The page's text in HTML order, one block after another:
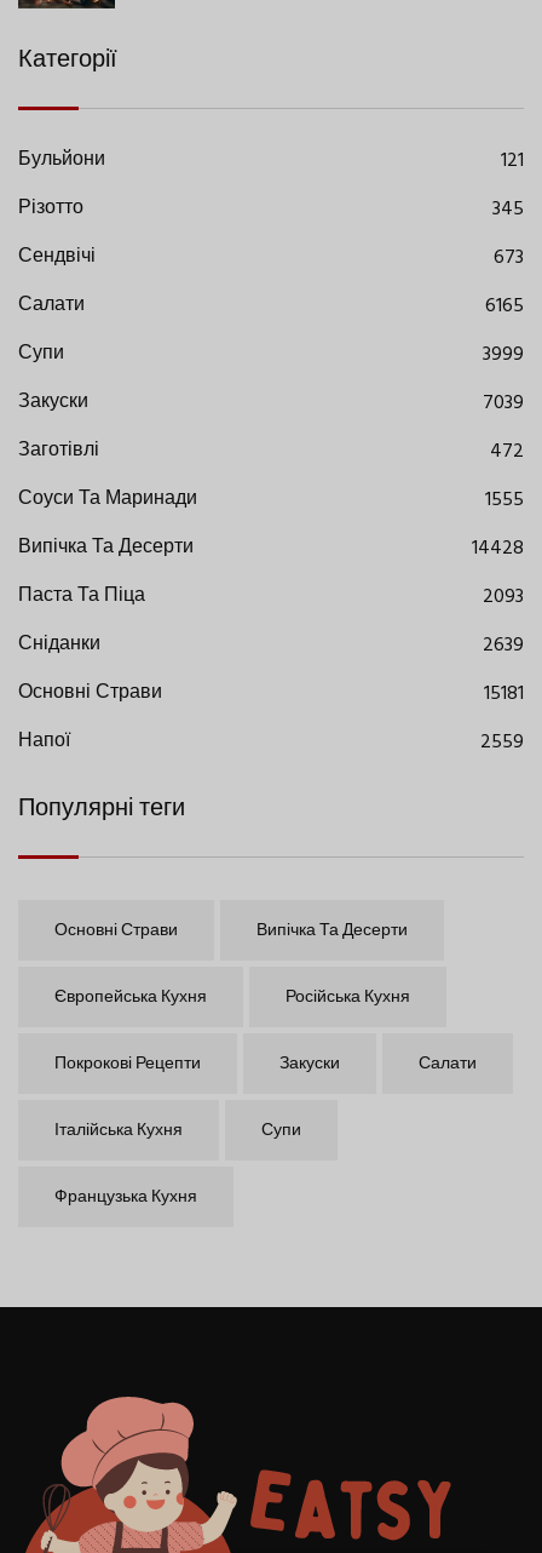
Категорії
Бульйони
121
Різотто
345
Сендвічі
673
Салати
6165
Супи
3999
Закуски
7039
Заготівлі
472
Соуси Та Маринади
1555
Випічка Та Десерти
14428
Паста Та Піца
2093
Сніданки
2639
Основні Страви
15181
Напої
2559
Популярні теги
Основні Страви Випічка Та Десерти
Європейська Кухня Російська Кухня
Покрокові Рецепти Закуски Салати
Італійська Кухня Супи
Французька Кухня